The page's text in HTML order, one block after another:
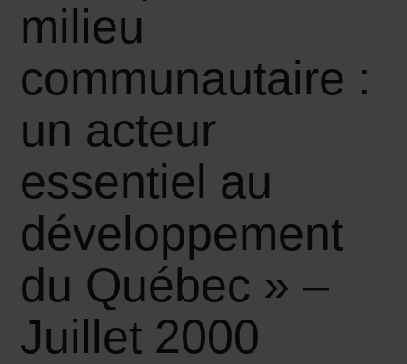
milieu
communautaire :
un acteur
essentiel au
développement
du Québec » –
Juillet 2000